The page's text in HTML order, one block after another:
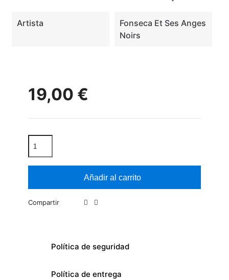
Artista
Fonseca Et Ses Anges
Noirs
19,00 €
Añadir al carrito
Compartir
Política de seguridad
Política de entrega